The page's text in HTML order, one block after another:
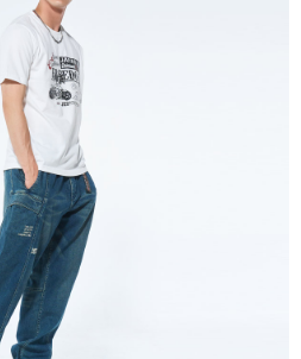
將依據個別帳號之用戶狀況，依本公司即
有額度不足之情形，本公司將視審查結果
他人資訊註冊。若發現惡意使用之情形，
該用戶之使用額度並採取法律行動。
以上)免運費